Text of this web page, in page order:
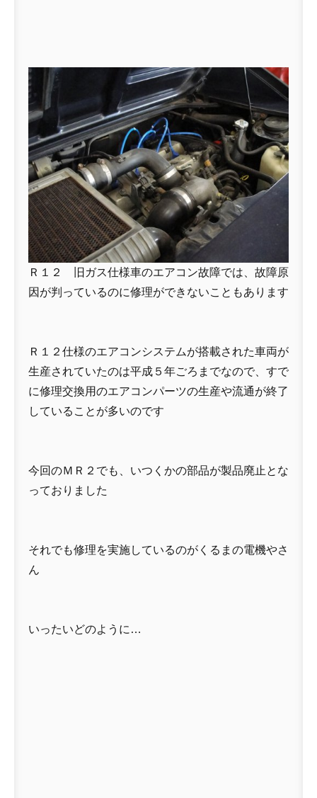
Ｒ１２ 旧ガス仕様車のエアコン故障では、故障原
因が判っているのに修理ができないこともあります
Ｒ１２仕様のエアコンシステムが搭載された車両が
生産されていたのは平成５年ごろまでなので、すで
に修理交換用のエアコンパーツの生産や流通が終了
していることが多いのです
今回のＭＲ２でも、いつくかの部品が製品廃止とな
っておりました
それでも修理を実施しているのがくるまの電機やさ
ん
いったいどのように…